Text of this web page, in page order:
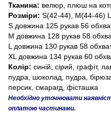
Тканина: велюр, плюш на
Розміри: S(42-44), M(44-46)
S довжина 125 рукав 56
M довжина 128 рукав 58
L довжина 130 рукав 58
XL довжина 134 рукав 60
Колір: синій, сірий, графіт,
пудра, шоколад, пудра,
персик, смарагд, фісташка
Необхідно уточнювати
оплатою частинами.